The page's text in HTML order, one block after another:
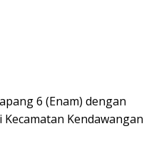
6 (Enam) dengan
Kendawangan